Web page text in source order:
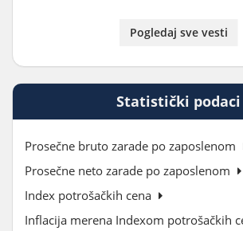
Pogledaj sve vesti
Statistički podaci
Prosečne bruto zarade po zaposlenom
Prosečne neto zarade po zaposlenom
Index potrošačkih cena
Inflacija merena Indexom potrošačkih